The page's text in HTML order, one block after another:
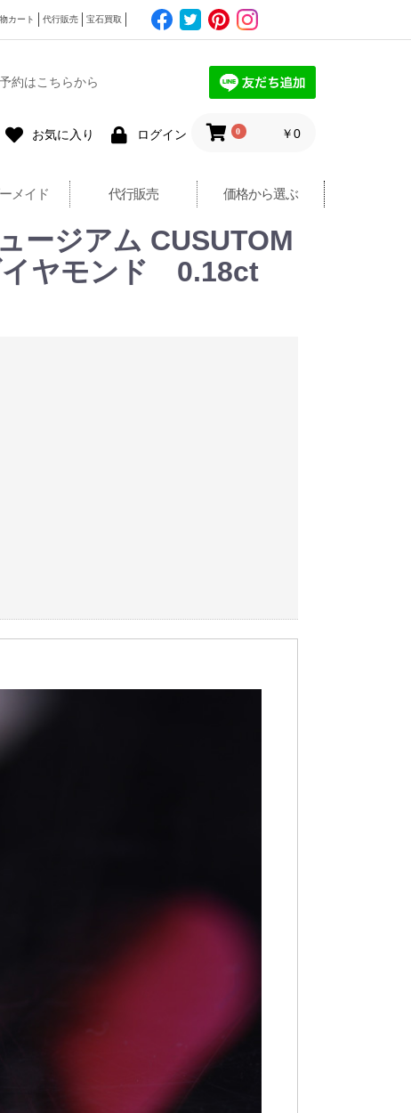
カート 代行販売 宝石買取
約はこちらから
お気に入り ログイン 0 ￥0
メイド 代行販売 価格から選ぶ
ージアム CUSUTOM
イヤモンド 0.18ct